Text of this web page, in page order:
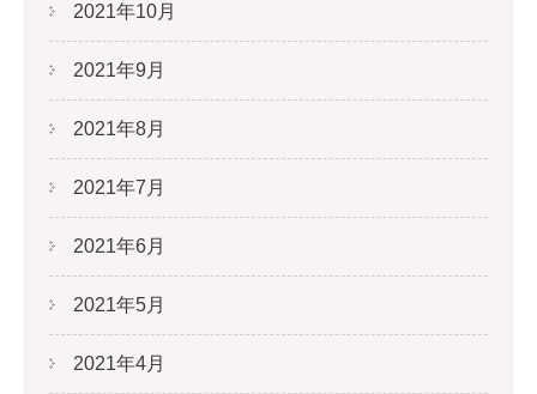
2021年10月
2021年9月
2021年8月
2021年7月
2021年6月
2021年5月
2021年4月